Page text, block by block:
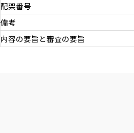
配架番号
備考
内容の要旨と審査の要旨